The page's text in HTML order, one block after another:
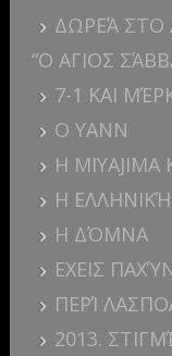
ΔΩΡΕΆ ΣΤΟ
“Ο ΑΓΙΟΣ
7-1 ΚΑΙ
Ο YANN
Η
Η
Η ΔΌΜΝΑ
ΕΧΕΙΣ
ΠΕΡΊ
2013.